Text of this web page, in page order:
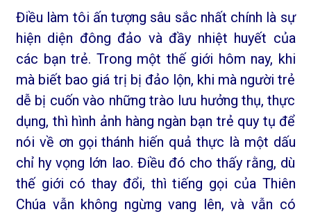
Điều làm tôi ấn tượng sâu sắc nhất chính là sự
hiện diện đông đảo và đầy nhiệt huyết của
các bạn trẻ. Trong một thế giới hôm nay, khi
mà biết bao giá trị bị đảo lộn, khi mà người trẻ
dễ bị cuốn vào những trào lưu hưởng thụ, thực
dụng, thì hình ảnh hàng ngàn bạn trẻ quy tụ để
nói về ơn gọi thánh hiến quả thực là một dấu
chỉ hy vọng lớn lao. Điều đó cho thấy rằng, dù
thế giới có thay đổi, thì tiếng gọi của Thiên
Chúa vẫn không ngừng vang lên, và vẫn có